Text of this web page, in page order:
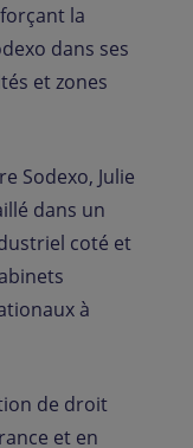
la
dans ses
et zones
Sodexo, Julie
dans un
coté et
à
de droit
et en